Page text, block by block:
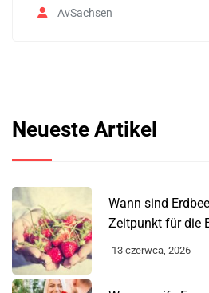
Neueste Artikel
Wann sind
Zeitpunkt für die
13 czerwca, 2026
AvSachsen